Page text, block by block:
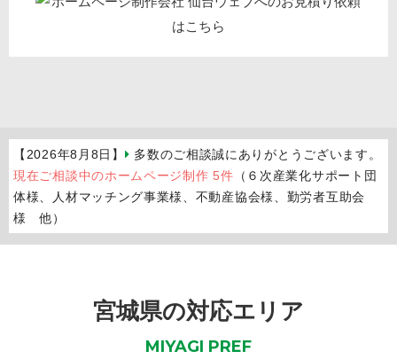
【2026年8月8日】
多数のご相談誠にありがとうございます。
現在ご相談中のホームページ制作 5件 （６次産業化サポート団
体様、人材マッチング事業様、不動産協会様、勤労者互助会
様 他）
宮城県の対応エリア
MIYAGI PREF